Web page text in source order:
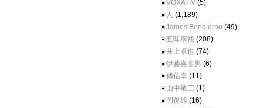
VOXATIV (5)
人 (1,189)
James Bongiorno (49)
五味康祐 (208)
井上卓也 (74)
伊藤喜多男 (6)
傅信幸 (11)
山中敬三 (1)
岡俊雄 (16)